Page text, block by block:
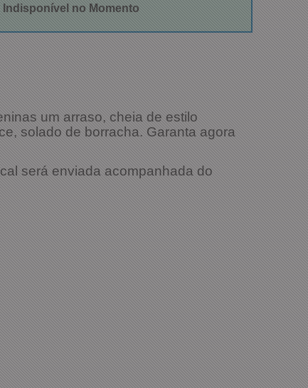
no Momento
um arraso, cheia de estilo
solado de borracha. Garanta agora
será enviada acompanhada do